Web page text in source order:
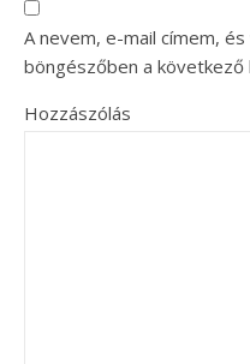
A nevem, e-mail címem,
böngészőben a következő
Hozzászólás